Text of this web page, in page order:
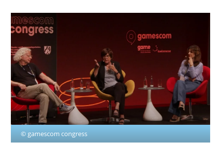
© gamescom congress